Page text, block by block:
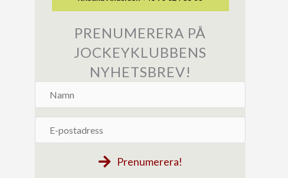
PRENUMERERA PÅ
JOCKEYKLUBBENS
NYHETSBREV!
Namn
postadress
Prenumerera!